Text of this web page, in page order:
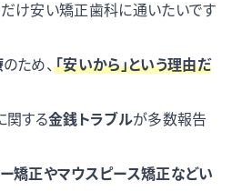
け安い矯正歯科に通いたいです
のため、「安いから」という理由だ
関する金銭トラブルが多数報告
矯正やマウスピース矯正などい